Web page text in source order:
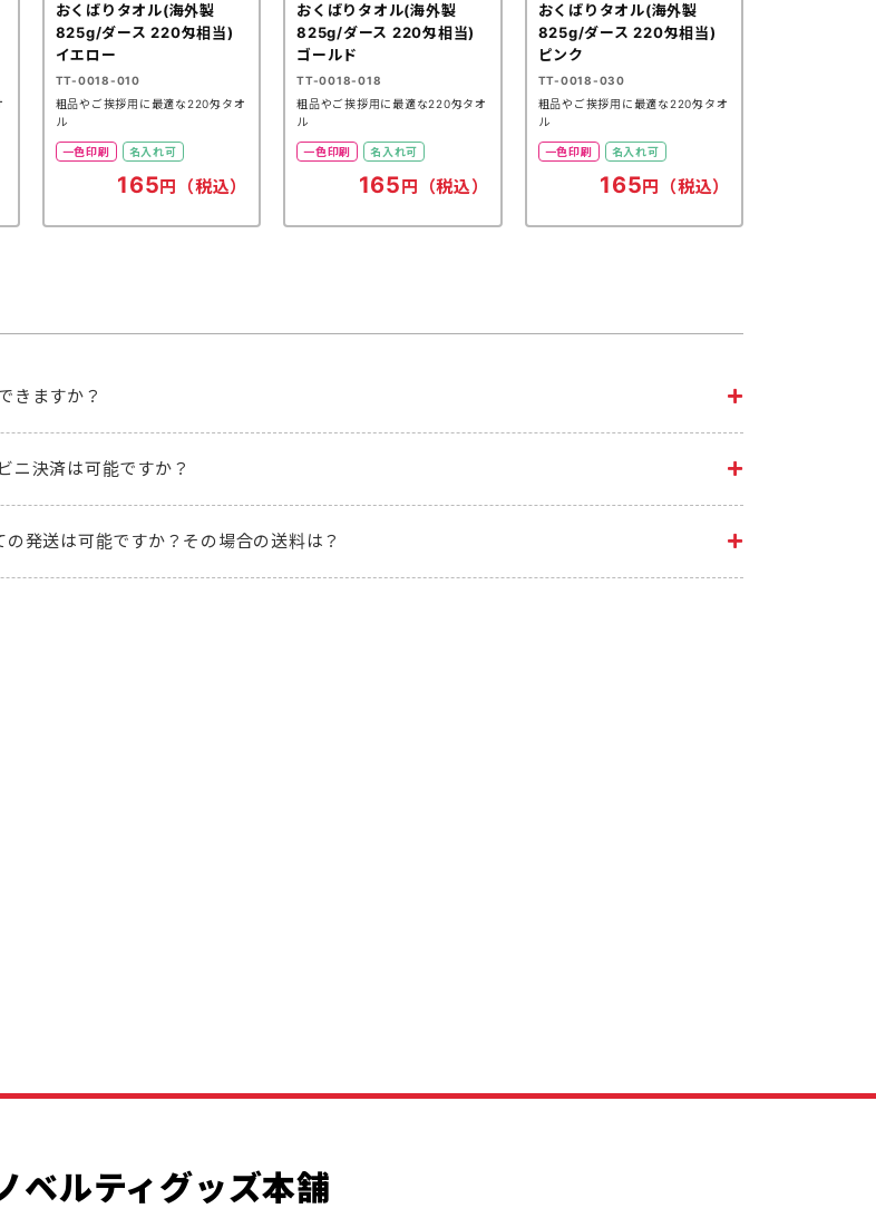
おくばりタオル(海外製
825g/ダース 220匁相当)
イエロー
TT-0018-010
粗品やご挨拶用に最適な220匁タオ
ル
一色印刷 名入れ可
165 円（税込）
おくばりタオル(海外製
825g/ダース 220匁相当)
ゴールド
TT-0018-018
粗品やご挨拶用に最適な220匁タオ
ル
一色印刷 名入れ可
165 円（税込）
おくばりタオル(海外製
825g/ダース 220匁相当)
ピンク
TT-0018-030
粗品やご挨拶用に最適な220匁タオ
ル
一色印刷 名入れ可
165 円（税込）
きますか？
ニ決済は可能ですか？
発送は可能ですか？その場合の送料は？
ベルティグッズ本舗